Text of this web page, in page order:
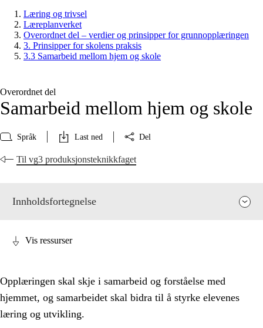
Læring og trivsel
Læreplanverket
Overordnet del – verdier og prinsipper for grunnopplæringen
3. Prinsipper for skolens praksis
3.3 Samarbeid mellom hjem og skole
Overordnet del
Samarbeid mellom hjem og skole
Språk Last ned Del
Til vg3 produksjonsteknikkfaget
Innholdsfortegnelse
Vis ressurser
Opplæringen skal skje i samarbeid og forståelse med
hjemmet, og samarbeidet skal bidra til å styrke elevenes
læring og utvikling.